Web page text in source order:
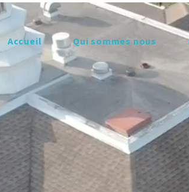
Accueil Qui sommes nous